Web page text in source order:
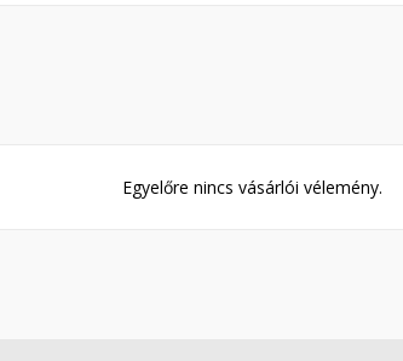
Egyelőre nincs vásárlói vélemény.